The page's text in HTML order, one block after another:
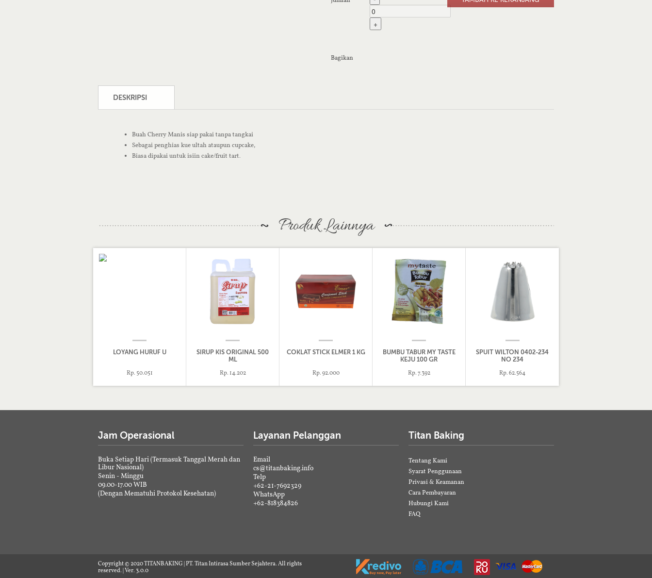
+
Bagikan
DESKRIPSI
Buah Cherry Manis siap pakai tanpa tangkai
Sebagai penghias kue ultah ataupun cupcake,
Biasa dipakai untuk isiin cake/fruit tart.
Produk Lainnya
LOYANG HURUF U
Rp. 50.051
SIRUP KIS ORIGINAL 500
ML
Rp. 14.202
COKLAT STICK ELMER 1 KG
Rp. 92.000
BUMBU TABUR MY TASTE
KEJU 100 GR
Rp. 7.392
SPUIT WILTON 0402-234
NO 234
Rp. 62.564
Jam Operasional
Buka Setiap Hari (Termasuk Tanggal Merah dan
Libur Nasional)
Senin - Minggu
09.00-17.00 WIB
(Dengan Mematuhi Protokol Kesehatan)
Layanan Pelanggan
Email
cs@titanbaking.info
Telp
+62-21-7692329
WhatsApp
+62-818384826
Titan Baking
Tentang Kami
Syarat Penggunaan
Privasi & Keamanan
Cara Pembayaran
Hubungi Kami
FAQ
Copyright © 2020 TITANBAKING | PT. Titan Intirasa Sumber Sejahtera. All rights
reserved. | Ver. 3.0.0